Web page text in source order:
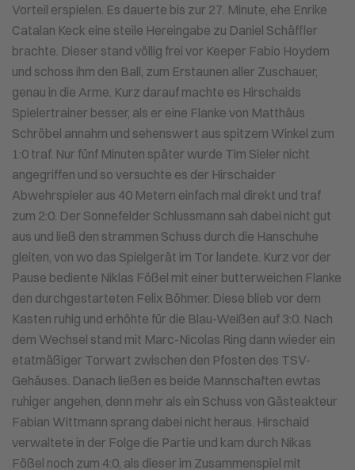
Vorteil erspielen. Es dauerte bis zur 27. Minute, ehe Enrike
Catalan Keck eine steile Hereingabe zu Daniel Schäffler
brachte. Dieser stand völlig frei vor Keeper Fabio Hoydem
und schoss ihm den Ball, zum Erstaunen aller Zuschauer,
genau in die Arme. Kurz darauf machte es Hirschaids
Spielertrainer besser, als er eine Flanke von Matthäus
Schröbel annahm und sehenswert aus spitzem Winkel zum
1:0 traf. Nur fünf Minuten später wurde Tim Sieler nicht
angegriffen und so versuchte es der Hirschaider
Abwehrspieler aus 40 Metern einfach mal direkt und traf
zum 2:0. Der Sonnefelder Schlussmann sah dabei nicht gut
aus und ließ den strammen Schuss durch die Hanschuhe
gleiten, von wo das Spielgerät im Tor landete. Kurz vor der
Pause bediente Niklas Fößel mit einer butterweichen Flanke
den durchgestarteten Felix Böhmer. Diese blieb vor dem
Kasten ruhig und erhöhte für die Blau-Weißen auf 3:0. Nach
dem Wechsel stand mit Marc-Nicolas Ring dann wieder ein
etatmäßiger Torwart zwischen den Pfosten des TSV-
Gehäuses. Danach ließen es beide Mannschaften ewtas
ruhiger angehen, denn mehr als ein Schuss von Gästeakteur
Fabian Wittmann sprang dabei nicht heraus. Hirschaid
verwaltete in der Folge die Partie und kam durch Nikas
Fößel noch zum 4:0, als dieser im Zusammenspiel mit